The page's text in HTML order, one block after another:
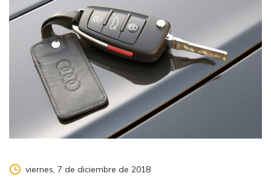
viernes, 7 de diciembre de 2018